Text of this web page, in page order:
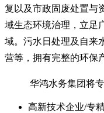
复以及市政固废处置与
域生态环境治理，立足
域。污水日处理及自来
营等，拥有完整的环保
华鸿水务集团将
高新技术企业/专